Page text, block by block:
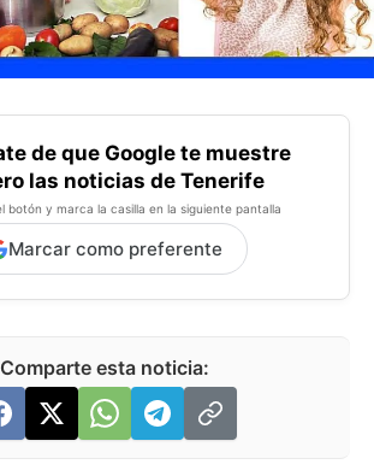
de que Google te muestre
las noticias de Tenerife
botón y marca la casilla en la siguiente pantalla
Marcar como preferente
Comparte esta noticia: